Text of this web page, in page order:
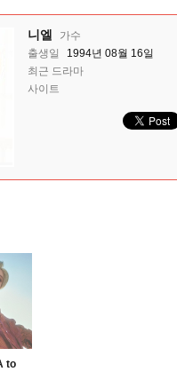
니엘
가수
출생일
1994년 08월 16일
최근 드라마
사이트
to